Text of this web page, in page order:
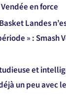
en force
Landes
» : Smash
et
un peu avec le